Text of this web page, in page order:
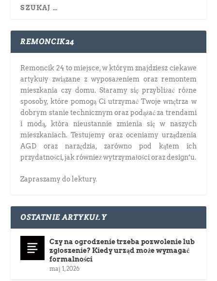
REMONCIK24
Remoncik 24 to miejsce, w którym znajdziesz ciekawe
artykuły związane z wyposażeniem oraz remontem
mieszkania czy domu. Staramy się przybliżać różne
sposoby, które pomogą Ci utrzymać Twoje wnętrza w
dobrym stanie technicznym oraz podążać za trendami
i modą, która nieustannie zmienia się w naszych
mieszkaniach. Testujemy oraz oceniamy urządzenia
AGD oraz narzędzia, zarówno pod kątem ich
przydatności, jak również wytrzymałości oraz design’u.
Zapraszamy do lektury.
OSTATNIE ARTYKUŁY
Czy na ogrodzenie trzeba pozwolenie lub
zgłoszenie? Kiedy urząd może wymagać
formalności
maj 1, 2026